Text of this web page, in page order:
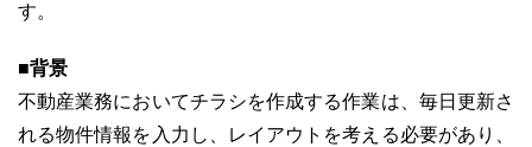
す。
■背景
不動産業務においてチラシを作成する作業は、毎日更新さ
れる物件情報を入力し、レイアウトを考える必要があり、